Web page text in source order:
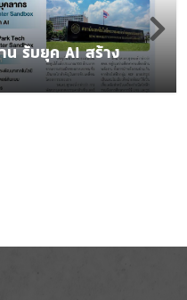
รับยุค AI สร้าง